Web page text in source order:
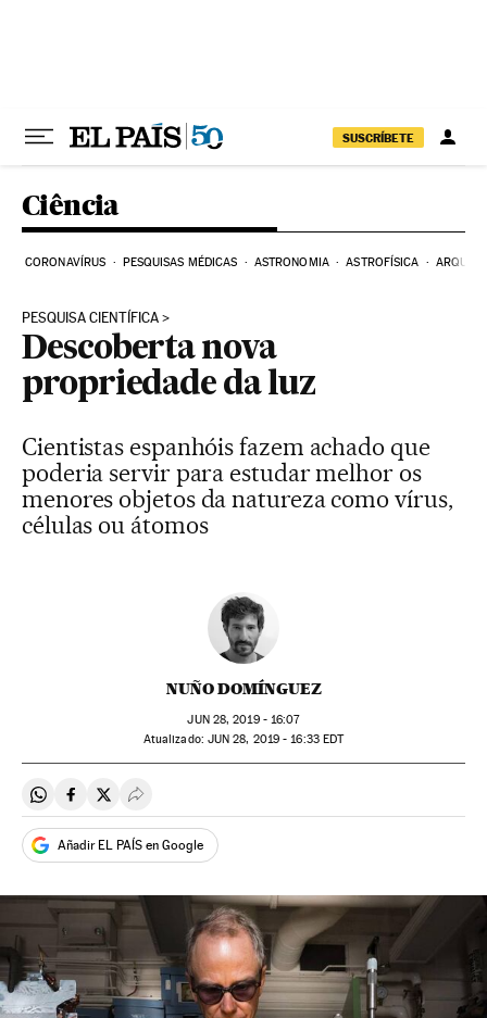
SUSCRÍBETE
Ciência
CORONAVÍRUS PESQUISAS MÉDICAS ASTRONOMIA ASTROFÍSICA
PESQUISA CIENTÍFICA
Descoberta nova
propriedade da luz
Cientistas espanhóis fazem achado que
poderia servir para estudar melhor os
menores objetos da natureza como vírus,
células ou átomos
NUÑO DOMÍNGUEZ
JUN28, 2019 - 16:07
atualizado: JUN 28, 2019 - 16:33EDT
Compartir en Whatsapp
Compartir en Facebook
Compartir en Twitter
Desplegar Redes Sociales
Añadir EL PAÍS en Google